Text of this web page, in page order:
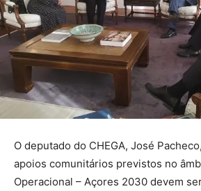
O deputado do CHEGA, José
apoios comunitários previstos no
Operacional – Açores 2030 devem